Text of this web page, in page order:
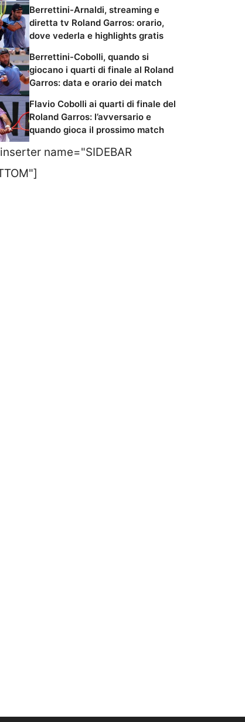
Berrettini-Arnaldi, streaming e
diretta tv Roland Garros: orario,
dove vederla e highlights gratis
Berrettini-Cobolli, quando si
giocano i quarti di finale al Roland
Garros: data e orario dei match
Flavio Cobolli ai quarti di finale del
Roland Garros: l’avversario e
quando gioca il prossimo match
name="SIDEBAR